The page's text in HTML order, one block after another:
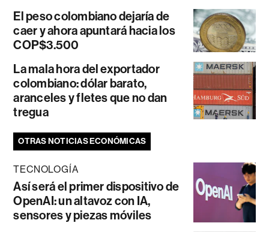
El peso colombiano dejaría de
caer y ahora apuntará hacia los
COP$3.500
La mala hora del exportador
colombiano: dólar barato,
aranceles y fletes que no dan
tregua
OTRAS NOTICIAS ECONÓMICAS
TECNOLOGÍA
Así será el primer dispositivo de
OpenAI: un altavoz con IA,
sensores y piezas móviles